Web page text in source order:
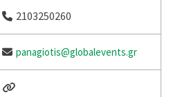
2103250260
panagiotis@globalevents.gr